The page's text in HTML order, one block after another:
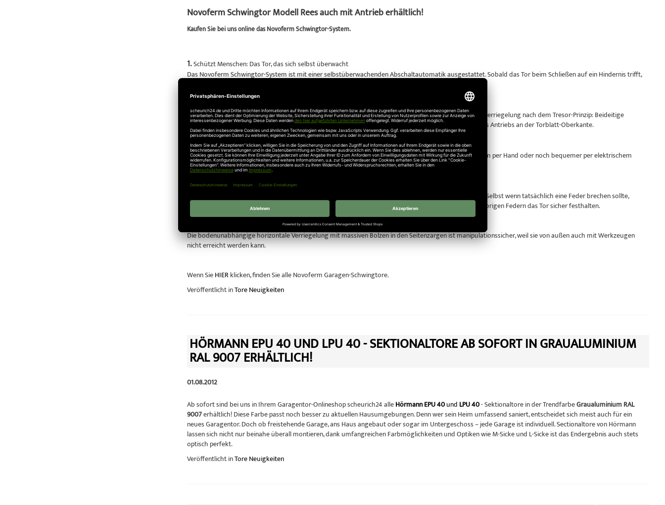
Novoferm Schwingtor Modell Rees auch mit Antrieb erhältlich!
Kaufen Sie bei uns online das Novoferm Schwingtor-System.
1.Schützt Menschen: Das Tor, das sich selbst überwacht
Das Novoferm Schwingtor-System ist mit einer selbstüberwachenden Abschaltautomatik ausgestattet. Sobald das Tor beim Schließen auf ein Hindernis trifft,
Das automatische Novoferm Schwingtor-System schützt Ihr Eigentum zusätzlich durch eine Dreipunktverriegelung nach dem Tresor-Prinzip: Beideitige
Verriegelung durch massive Bolzen in der Zarge, zusätzliche Verriegelung durch die Selbsthemmung des Antriebs an der Torblatt-Oberkante.
3.Komfortables Öffnen und Schließen
Speziell konstruierte Hebelarmlager ermöglichen ein leichtes Öffnen und Schließen Ihres Tores – bequem per Hand oder noch bequemer per elektrischem
Antrieb.
4.Höchste Funktionssicherheit
Kraftvolle Dreifach-Zugfederpakete sorgen für „federleichten“ Bedienkomfort bei höchster Sicherheit: Selbst wenn tatsächlich eine Feder brechen sollte,
könnte sie nicht wegspringen, denn sie ist oben wie unten fest eingedreht. Darüber hinaus würden die übrigen Federn das Tor sicher festhalten.
Die bodenunabhängige horizontale Verriegelung mit massiven Bolzen in den Seitenzargen ist manipulationssicher, weil sie von außen auch mit Werkzeugen
nicht erreicht werden kann.
Wenn SieHIER klicken, finden Sie alle Novoferm Garagen-Schwingtore.
Veröffentlicht inTore Neuigkeiten
HÖRMANN EPU 40 UND LPU 40 - SEKTIONALTORE AB SOFORT IN GRAUALUMINIUM
RAL 9007 ERHÄLTLICH!
01.08.2012
Ab sofort sind bei uns in Ihrem Garagentor-Onlineshop scheurich24 alleHörmann EPU 40und LPU 40- Sektionaltore in der TrendfarbeGraualuminium RAL
9007erhältlich! Diese Farbe passt noch besser zu aktuellen Hausumgebungen. Denn wer sein Heim umfassend saniert, entscheidet sich meist auch für ein
neues Garagentor. Doch ob freistehende Garage, ans Haus angebaut oder sogar im Untergeschoss – jede Garage ist individuell. Sectionaltore von Hörmann
lassen sich nicht nur beinahe überall montieren, dank umfangreichen Farbmöglichkeiten und Optiken wie M-Sicke und L-Sicke ist das Endergebnis auch stets
optisch perfekt.
Veröffentlicht inTore Neuigkeiten